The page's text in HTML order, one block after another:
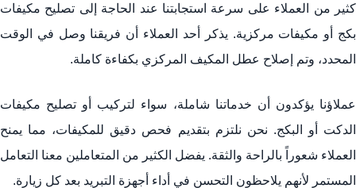
كثير من العملاء على سرعة استجابتنا عند الحاجة إلى تصليح مكيفات
بكج أو مكيفات مركزية. يذكر أحد العملاء أن فريقنا وصل في الوقت
المحدد، وتم إصلاح عطل المكيف المركزي بكفاءة كاملة.
عملاؤنا يؤكدون أن خدماتنا شاملة، سواء لتركيب أو تصليح مكيفات
الدكت أو البكج. نحن نلتزم بتقديم فحص دقيق للمكيفات، مما يمنح
العملاء شعوراً بالراحة والثقة. يفضل الكثير من المتعاملين معنا التعامل
المستمر لأنهم يلاحظون التحسن في أداء أجهزة التبريد بعد كل زيارة.